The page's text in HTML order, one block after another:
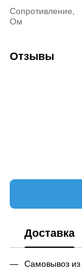
Сопротивление,
Ом
Отзывы
Доставка
Самовывоз из